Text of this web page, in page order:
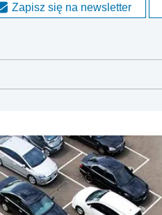
Zapisz się na newsletter